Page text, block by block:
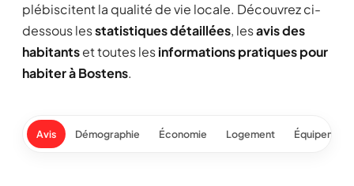
plébiscitent la qualité de vie locale. Découvrez ci-
dessous lesstatistiques détaillées, lesavis des
habitantset toutes lesinformations pratiques pour
habiter à Bostens.
Avis Démographie Économie Logement